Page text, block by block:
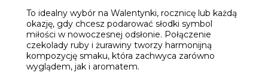
To idealny wybór na Walentynki, rocznicę lub każdą
okazję, gdy chcesz podarować słodki symbol
miłości w nowoczesnej odsłonie. Połączenie
czekolady ruby i żurawiny tworzy harmonijną
kompozycję smaku, która zachwyca zarówno
wyglądem, jak i aromatem.